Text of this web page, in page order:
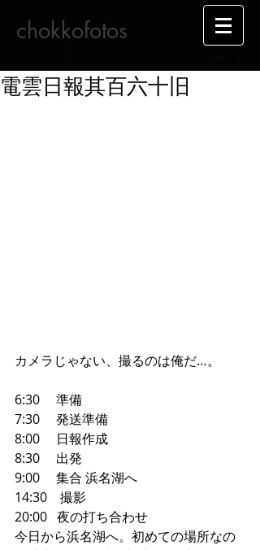
chokkofotos
電雲日報其百六十旧
カメラじゃない、撮るのは俺だ…。
6:30     準備
7:30     発送準備
8:00     日報作成
8:30     出発
9:00     集合 浜名湖へ
14:30    撮影
20:00   夜の打ち合わせ
今日から浜名湖へ。初めての場所なの